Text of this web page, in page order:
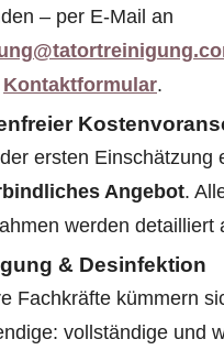
– per E-Mail an
Kontaktformular.
ersten Einschätzung
Angebot.
werden detailliert
& Desinfektion
Fachkräfte kümmern
vollständige und